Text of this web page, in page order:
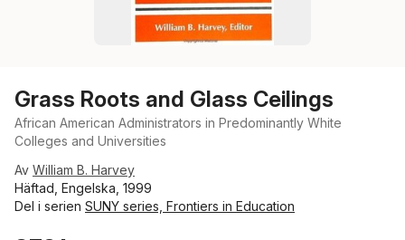
Grass Roots and Glass Ceilings
African American Administrators in Predominantly White
Colleges and Universities
Av William B. Harvey
Häftad, Engelska, 1999
Del i serien SUNY series, Frontiers in Education